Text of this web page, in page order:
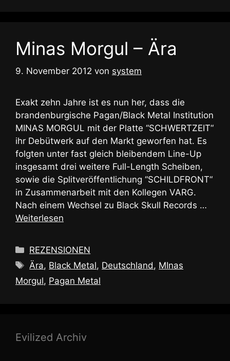
Minas Morgul – Ära
9. November 2012 von system
Exakt zehn Jahre ist es nun her, dass die
brandenburgische Pagan/Black Metal Institution
MINAS MORGUL mit der Platte “SCHWERTZEIT“
ihr Debütwerk auf den Markt geworfen hat. Es
folgten unter fast gleich bleibendem Line-Up
insgesamt drei weitere Full-Length Scheiben,
sowie die Splitveröffentlichung “SCHILDFRONT“
in Zusammenarbeit mit den Kollegen VARG.
Nach einem Wechsel zu Black Skull Records …
Weiterlesen
Kategorien
REZENSIONEN
Schlagwörter
Ära, Black Metal, Deutschland, MInas
Morgul, Pagan Metal
Evilized Archiv